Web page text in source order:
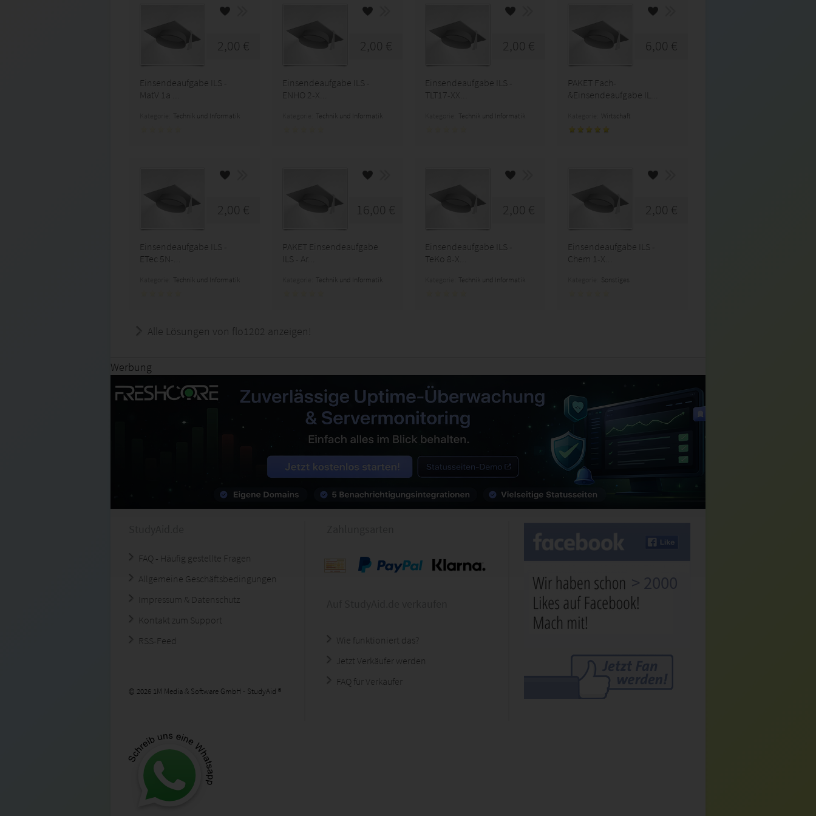
2,00 €
Einsendeaufgabe ILS -
MatV 1a ...
Technik und Informatik
2,00 €
Einsendeaufgabe ILS -
ENHO 2-X...
Technik und Informatik
2,00 €
Einsendeaufgabe ILS -
TLT17-XX...
Technik und Informatik
6,00 €
PAKET Fach-
&Einsendeaufgabe IL...
Wirtschaft
2,00 €
Einsendeaufgabe ILS -
ETec 5N-...
Technik und Informatik
16,00 €
PAKET Einsendeaufgabe
ILS - Ar...
Technik und Informatik
2,00 €
Einsendeaufgabe ILS -
TeKo 8-X...
Technik und Informatik
2,00 €
Einsendeaufgabe ILS -
Chem 1-X...
Sonstiges
Alle Lösungen von flo1202 anzeigen!
Werbung
FAQ - Häufig gestellte Fragen
Allgemeine Geschäftsbedingungen
Impressum & Datenschutz
Kontakt zum Support
RSS-Feed
© 2026 1M Media & Software GmbH - StudyAid ®
Wie funktioniert das?
Jetzt Verkäufer werden
FAQ für Verkäufer
> 2000